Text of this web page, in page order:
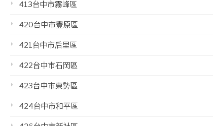
413台中市霧峰區
420台中市豐原區
421台中市后里區
422台中市石岡區
423台中市東勢區
424台中市和平區